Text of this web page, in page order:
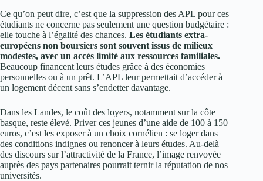
Ce qu’on peut dire, c’est que la suppression des APL pour ces
étudiants ne concerne pas seulement une question budgétaire :
elle touche à l’égalité des chances. Les étudiants extra-
européens non boursiers sont souvent issus de milieux
modestes, avec un accès limité aux ressources familiales.
Beaucoup financent leurs études grâce à des économies
personnelles ou à un prêt. L’APL leur permettait d’accéder à
un logement décent sans s’endetter davantage.
Dans les Landes, le coût des loyers, notamment sur la côte
basque, reste élevé. Priver ces jeunes d’une aide de 100 à 150
euros, c’est les exposer à un choix cornélien : se loger dans
des conditions indignes ou renoncer à leurs études. Au-delà
des discours sur l’attractivité de la France, l’image renvoyée
auprès des pays partenaires pourrait ternir la réputation de nos
universités.